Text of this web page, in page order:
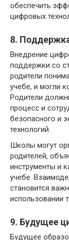
обеспечить
цифровых
8.
Внедрение
поддержки со
родители
учебе, и могли
Родители
процесс и
безопасного и
технологий.
Школы могут
родителей,
инструменты и
учебе.
становится
использовании
9. Будущее
Будущее